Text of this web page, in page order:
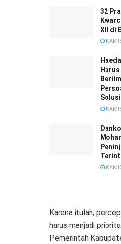
32
XII di
Solusi
Karena itulah,
harus menjadi
Pemerintah